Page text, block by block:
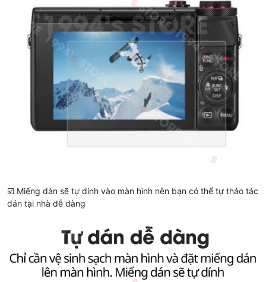
☑️ Miếng dán sẽ tự dính vào màn hình nên bạn có thể tự tháo tác
dán tại nhà dễ dàng